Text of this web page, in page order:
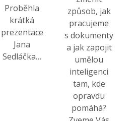
Proběhla
krátká
prezentace
Jana
Sedláčka…
způsob, jak
pracujeme
s dokumenty
a jak zapojit
umělou
inteligenci
tam, kde
opravdu
pomáhá?